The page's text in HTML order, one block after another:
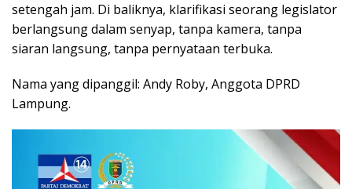
setengah jam. Di baliknya, klarifikasi seorang legislator
berlangsung dalam senyap, tanpa kamera, tanpa
siaran langsung, tanpa pernyataan terbuka.
Nama yang dipanggil: Andy Roby, Anggota DPRD
Lampung.